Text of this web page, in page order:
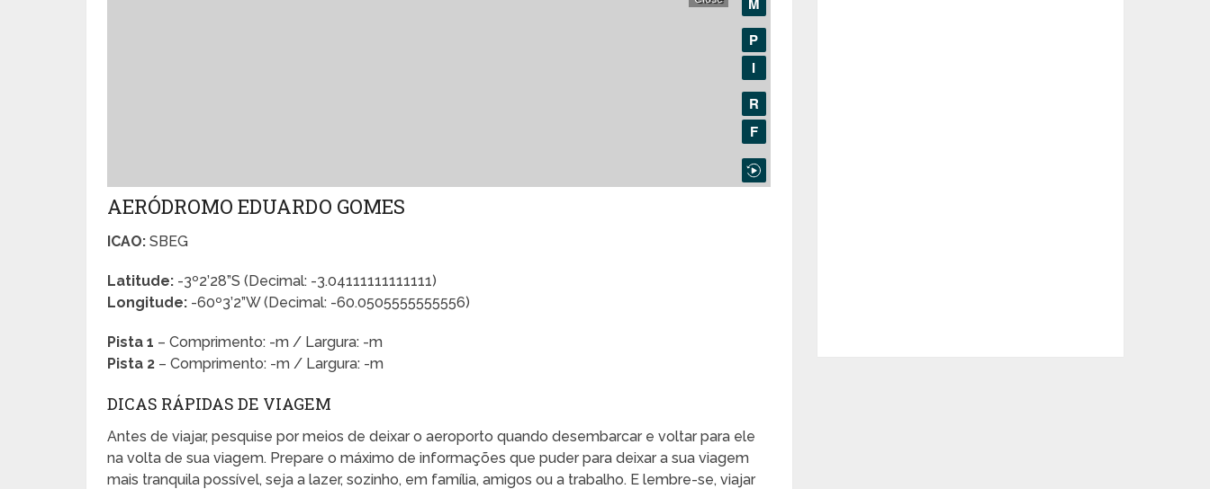
AERÓDROMO EDUARDO GOMES
ICAO: SBEG
Latitude: -3º2’28”S (Decimal: -3.04111111111111)
Longitude: -60º3’2”W (Decimal: -60.0505555555556)
Pista 1 – Comprimento: -m / Largura: -m
Pista 2 – Comprimento: -m / Largura: -m
DICAS RÁPIDAS DE VIAGEM
Antes de viajar, pesquise por meios de deixar o aeroporto quando desembarcar e voltar para ele
na volta de sua viagem. Prepare o máximo de informações que puder para deixar a sua viagem
mais tranquila possível, seja a lazer, sozinho, em família, amigos ou a trabalho. E lembre-se, viajar